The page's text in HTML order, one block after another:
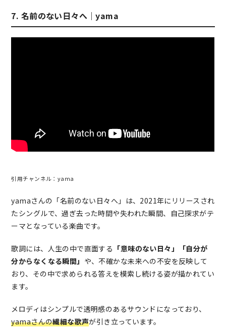
7. 名前のない日々へ｜yama
引用チャンネル：yama
yamaさんの「名前のない日々へ」は、2021年にリリースされ
たシングルで、過ぎ去った時間や失われた瞬間、自己探求がテ
ーマとなっている楽曲です。
歌詞には、人生の中で直面する 「意味のない日々」「自分が
分からなくなる瞬間」 や、不確かな未来への不安を反映して
おり、その中で求められる答えを模索し続ける姿が描かれてい
ます。
メロディはシンプルで透明感のあるサウンドになっており、
yamaさんの繊細な歌声が引き立っています。